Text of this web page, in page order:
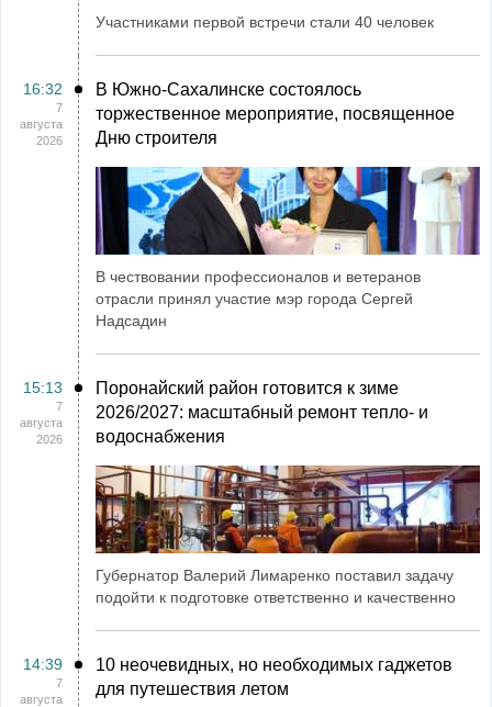
Участниками первой встречи стали 40 человек
16:32
7
августа
2026
В Южно-Сахалинске состоялось
торжественное мероприятие, посвященное
Дню строителя
В чествовании профессионалов и ветеранов
отрасли принял участие мэр города Сергей
Надсадин
15:13
7
августа
2026
Поронайский район готовится к зиме
2026/2027: масштабный ремонт тепло- и
водоснабжения
Губернатор Валерий Лимаренко поставил задачу
подойти к подготовке ответственно и качественно
14:39
7
августа
10 неочевидных, но необходимых гаджетов
для путешествия летом